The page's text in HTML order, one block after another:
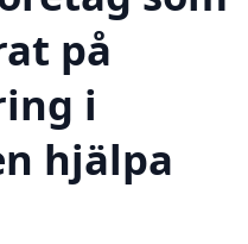
på
i
hjälpa